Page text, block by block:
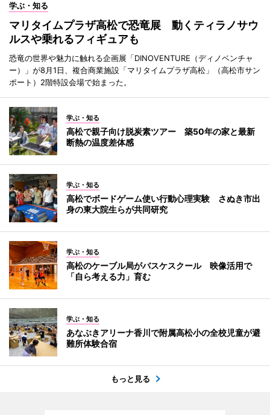
学ぶ・知る
マリタイムプラザ高松で恐竜展 動くティラノサウ
ルスや乗れるフィギュアも
恐竜の世界や魅力に触れる企画展「DINOVENTURE（ディノベンチャ
ー）」が8月1日、複合商業施設「マリタイムプラザ高松」（高松市サン
ポート）2階特設会場で始まった。
学ぶ・知る
高松で親子向け脱炭素ツアー 築50年の家と最新
断熱の温度差体感
学ぶ・知る
高松でボードゲーム使い行動心理実験 さぬき市出
身の東大院生らが共同研究
学ぶ・知る
高松のケーブル局がバスケスクール 映像活用で
「自ら考える力」育む
学ぶ・知る
あなぶきアリーナ香川で附属高松小の全校児童が避
難所体験合宿
もっと見る